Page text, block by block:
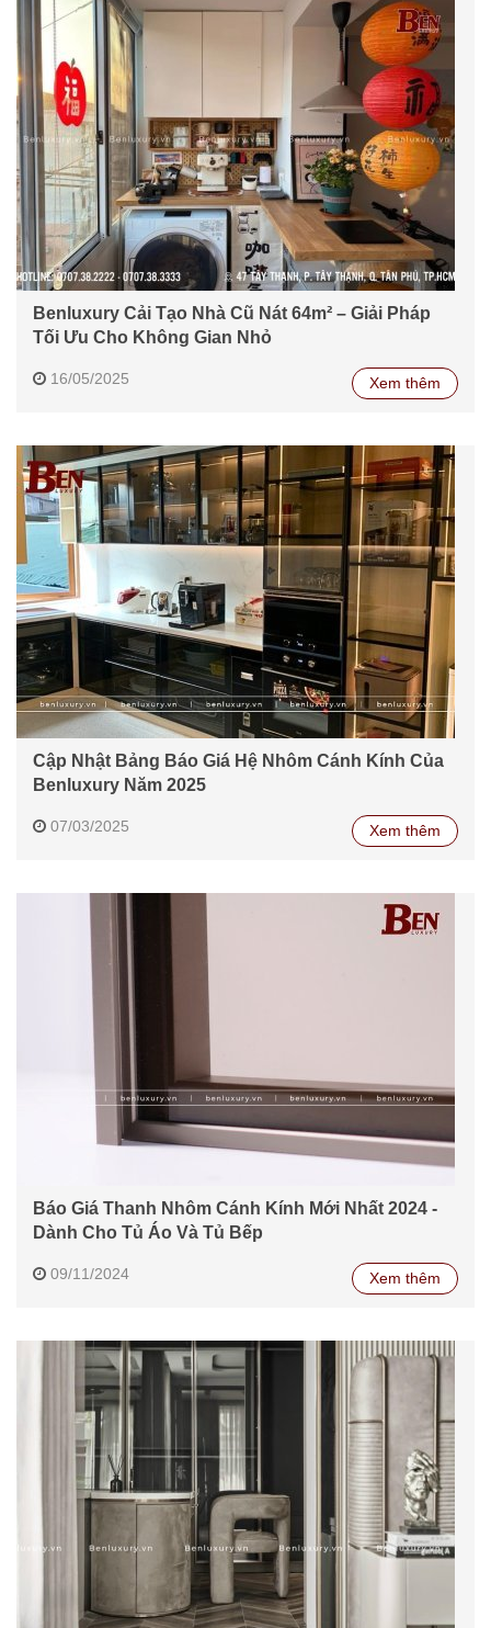
Benluxury Cải Tạo Nhà Cũ Nát 64m² – Giải Pháp
Tối Ưu Cho Không Gian Nhỏ
16/05/2025 Xem thêm
Cập Nhật Bảng Báo Giá Hệ Nhôm Cánh Kính Của
Benluxury Năm 2025
07/03/2025 Xem thêm
Báo Giá Thanh Nhôm Cánh Kính Mới Nhất 2024 -
Dành Cho Tủ Áo Và Tủ Bếp
09/11/2024 Xem thêm